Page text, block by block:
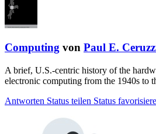
Computing von Paul E.
A brief, U.S.-centric history of the
electronic computing from the 1940s to
Antworten Status teilen Status